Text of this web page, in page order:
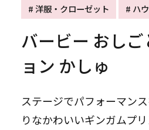
# 洋服・クローゼット # ハ
バービー おし
ョン かしゅ
ステージでパフォーマン
りなかわいいギンガムプ